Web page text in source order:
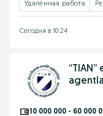
Удалённая работа
Сегодня в 10:24
“TIAN” elita bo‘yicha
10 000 000 - 60 000